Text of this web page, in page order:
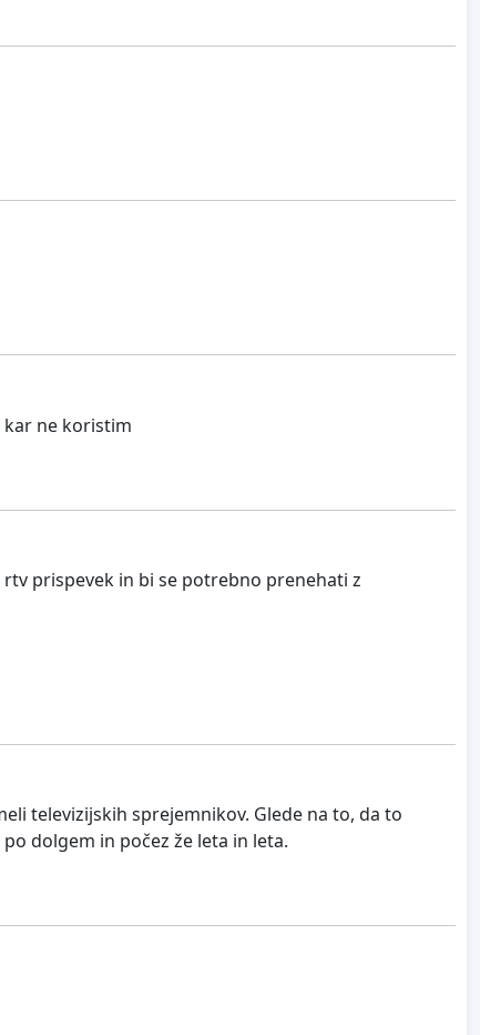
ne koristim
prispevek in bi se potrebno prenehati z
televizijskih sprejemnikov. Glede na to, da to
dolgem in počez že leta in leta.